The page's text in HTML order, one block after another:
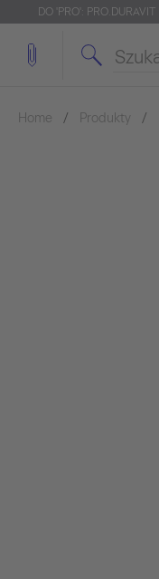
DO 'PRO': PRO.DURAVIT
Home Produkty